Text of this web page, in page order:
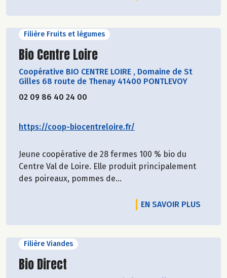
Filière Fruits et légumes
Découvrir le producteur
Bio Centre Loire
Coopérative BIO CENTRE LOIRE , Domaine de St
Gilles 68 route de Thenay 41400 PONTLEVOY
02 09 86 40 24 00
https://coop-biocentreloire.fr/
Jeune coopérative de 28 fermes 100 % bio du
Centre Val de Loire. Elle produit principalement
des poireaux, pommes de...
EN SAVOIR PLUS
Filière Viandes
Découvrir le producteur
Bio Direct